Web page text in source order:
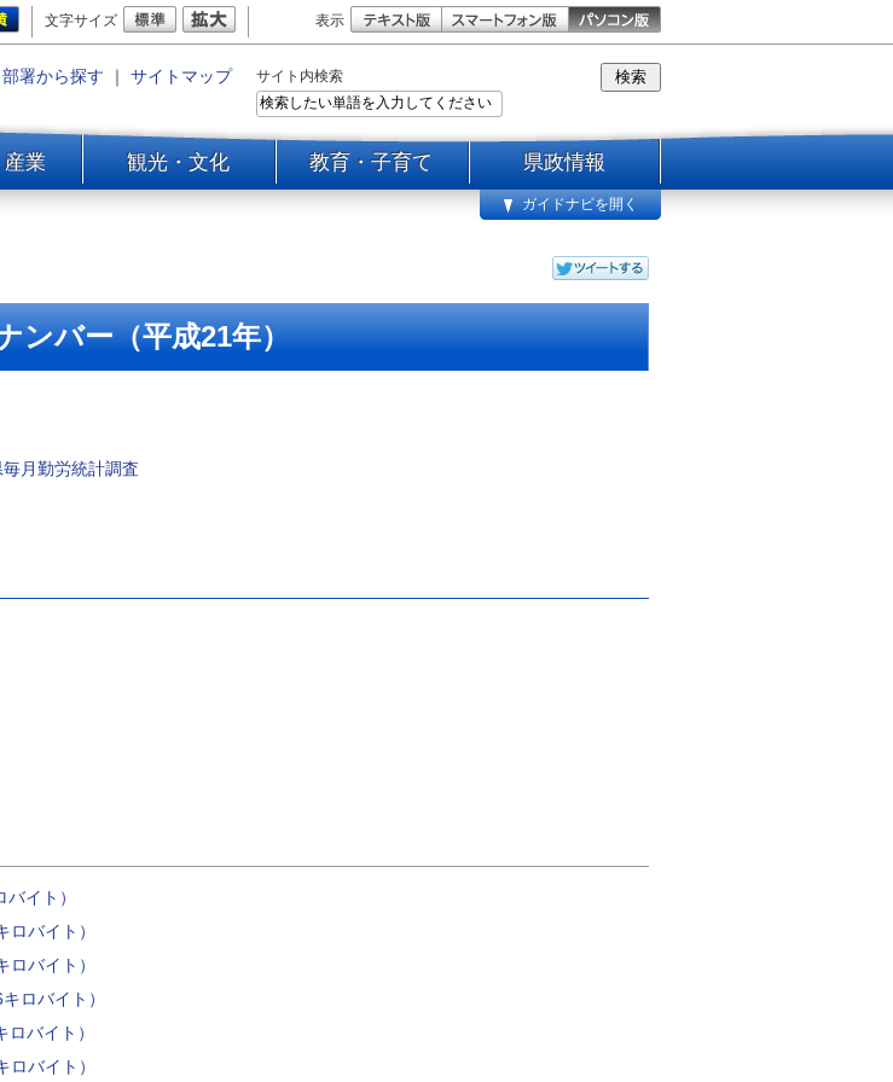
文字サイズ 表示
署から探す ｜ サイトマップ サイト内検索
産業 観光・文化 教育・子育て 県政情報
ガイドナビを開く
ンバー（平成21年）
月勤労統計調査
イト）
バイト）
バイト）
ロバイト）
バイト）
バイト）